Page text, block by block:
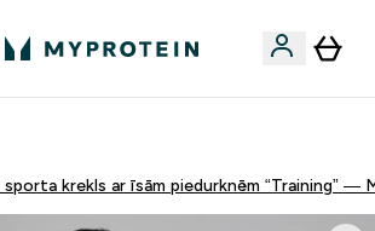
sporta krekls ar īsām piedurknēm “Training” —